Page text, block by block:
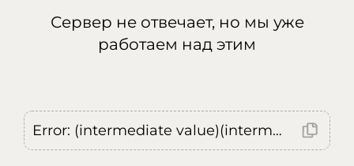
Сервер не отвечает, но мы уже
работаем над этим
Error: (intermediate value)(intermediate value)(intermediate value).replaceAll is not a function